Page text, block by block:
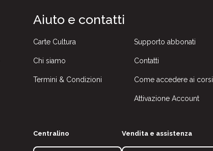
Aiuto e contatti
Carte Cultura
Chi siamo
Termini & Condizioni
Supporto abbonati
Contatti
Come accedere ai corsi
Attivazione Account
Centralino Vendita e assistenza